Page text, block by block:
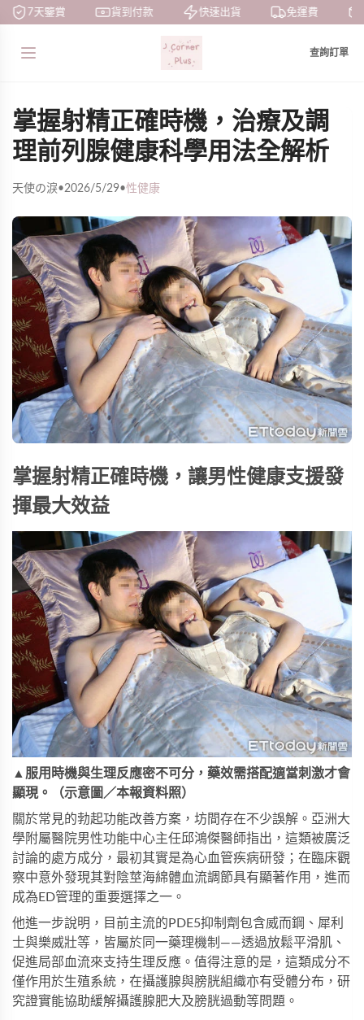
7天鑒賞 貨到付款 快速出貨 免運費
查詢訂單
掌握射精正確時機，治療及調
理前列腺健康科學用法全解析
天使の淚•2026/5/29•性健康
掌握射精正確時機，讓男性健康支援發
揮最大效益
▲服用時機與生理反應密不可分，藥效需搭配適當刺激才會
顯現。（示意圖／本報資料照）
關於常見的勃起功能改善方案，坊間存在不少誤解。亞洲大
學附屬醫院男性功能中心主任邱鴻傑醫師指出，這類被廣泛
討論的處方成分，最初其實是為心血管疾病研發；在臨床觀
察中意外發現其對陰莖海綿體血流調節具有顯著作用，進而
成為ED管理的重要選擇之一。
他進一步說明，目前主流的PDE5抑制劑包含威而鋼、犀利
士與樂威壯等，皆屬於同一藥理機制——透過放鬆平滑肌、
促進局部血流來支持生理反應。值得注意的是，這類成分不
僅作用於生殖系統，在攝護腺與膀胱組織亦有受體分布，研
究證實能協助緩解攝護腺肥大及膀胱過動等問題。